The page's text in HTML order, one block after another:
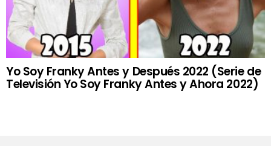
Yo Soy Franky Antes y Después 2022 (Serie de
Televisión Yo Soy Franky Antes y Ahora 2022)